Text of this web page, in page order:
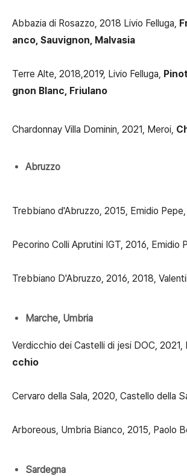
Abbazia di Rosazzo, 2018 Livio Felluga,
anco, Sauvignon, Malvasia
Terre Alte, 2018,2019, Livio Felluga,
gnon Blanc, Friulano
Chardonnay Villa Dominin, 2021, Meroi,
Abruzzo
Trebbiano d'Abruzzo, 2015, Emidio Pepe,
Pecorino Colli Aprutini IGT, 2016, Emidio
Trebbiano D'Abruzzo, 2016, 2018,
Marche, Umbria
Verdicchio dei Castelli di jesi DOC, 2021,
cchio
Cervaro della Sala, 2020, Castello della
Arboreous, Umbria Bianco, 2015, Paolo
Sardegna